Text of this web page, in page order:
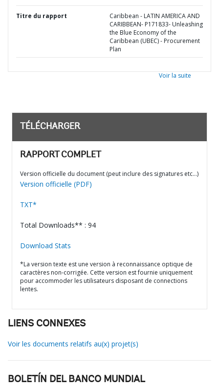
Titre du rapport
Caribbean - LATIN AMERICA AND
CARIBBEAN- P171833- Unleashing
the Blue Economy of the
Caribbean (UBEC) - Procurement
Plan
Voir la suite
TÉLÉCHARGER
RAPPORT COMPLET
Version officielle du document (peut inclure des signatures etc…)
Version officielle (PDF)
TXT*
Total Downloads** : 94
Download Stats
*La version texte est une version à reconnaissance optique de
caractères non-corrigée. Cette version est fournie uniquement
pour accommoder les utilisateurs disposant de connections
lentes.
LIENS CONNEXES
Voir les documents relatifs au(x) projet(s)
BOLETÍN DEL BANCO MUNDIAL